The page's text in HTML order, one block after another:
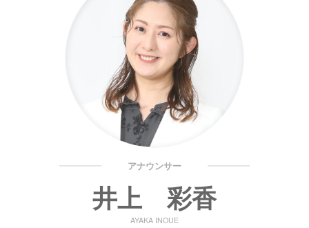
アナウンサー
井上 彩香
AYAKA INOUE